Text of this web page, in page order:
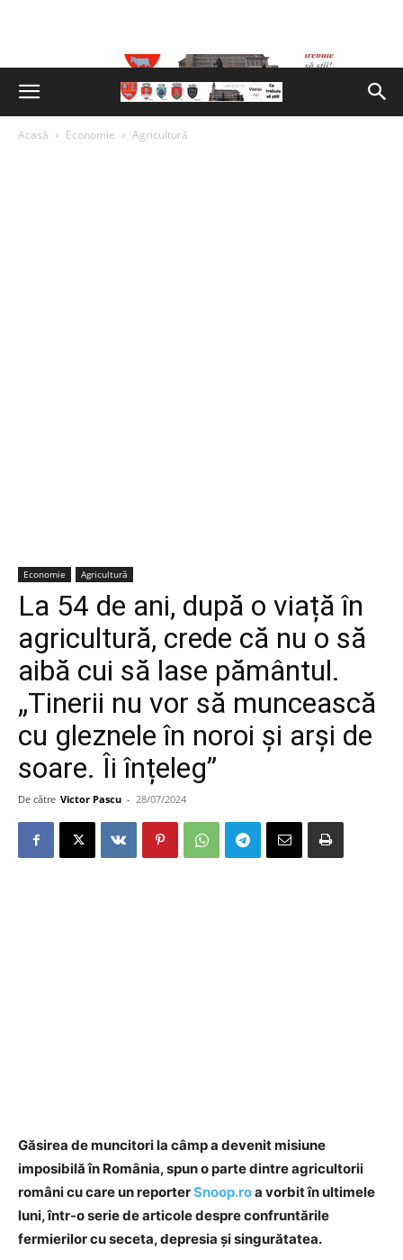
Acasă Economie Agricultură
Economie Agricultură
La 54 de ani, după o viață în
agricultură, crede că nu o să
aibă cui să lase pământul.
„Tinerii nu vor să muncească
cu gleznele în noroi și arși de
soare. Îi înțeleg”
De către Victor Pascu - 28/07/2024
Găsirea de muncitori la câmp a devenit misiune
imposibilă în România, spun o parte dintre agricultorii
români cu care un reporterSnoop.roa vorbit în ultimele
luni, într-o serie de articole despre confruntările
fermierilor cu seceta, depresia și singurătatea.